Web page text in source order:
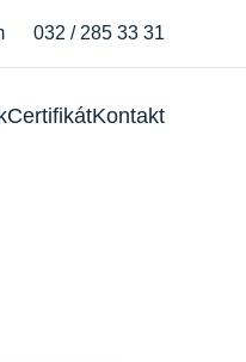
032 / 285 33 31
CertifikátKontakt